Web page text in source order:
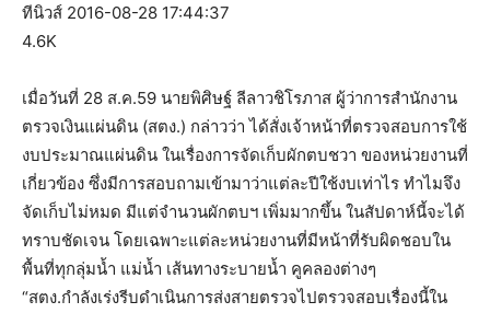
ทีนิวส์ 2016-08-28 17:44:37
4.6K
เมื่อวันที่ 28 ส.ค.59 นายพิศิษฐ์ ลีลาวชิโรภาส ผู้ว่าการสำนักงาน
ตรวจเงินแผ่นดิน (สตง.) กล่าวว่า ได้สั่งเจ้าหน้าที่ตรวจสอบการใช้
งบประมาณแผ่นดิน ในเรื่องการจัดเก็บผักตบชวา ของหน่วยงานที่
เกี่ยวข้อง ซึ่งมีการสอบถามเข้ามาว่าแต่ละปีใช้งบเท่าไร ทำไมจึง
จัดเก็บไม่หมด มีแต่จำนวนผักตบฯ เพิ่มมากขึ้น ในสัปดาห์นี้จะได้
ทราบชัดเจน โดยเฉพาะแต่ละหน่วยงานที่มีหน้าที่รับผิดชอบใน
พื้นที่ทุกลุ่มน้ำ แม่น้ำ เส้นทางระบายน้ำ คูคลองต่างๆ
“สตง.กำลังเร่งรีบดำเนินการส่งสายตรวจไปตรวจสอบเรื่องนี้ใน